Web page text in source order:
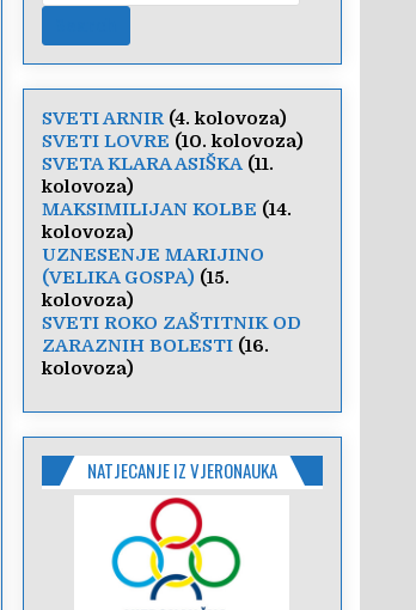
SVETI ARNIR(4. kolovoza)
SVETI LOVRE (10. kolovoza)
SVETA KLARA ASIŠKA(11.
kolovoza)
MAKSIMILIJAN KOLBE (14.
kolovoza)
UZNESENJE MARIJINO
(VELIKA GOSPA) (15.
kolovoza)
SVETI ROKO ZAŠTITNIK OD
ZARAZNIH BOLESTI(16.
kolovoza)
NATJECANJE IZ VJERONAUKA